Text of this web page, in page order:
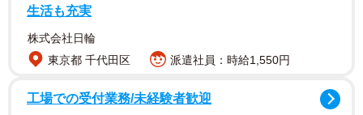
生活も充実
株式会社日輪
東京都 千代田区
派遣社員：時給1,550円
工場での受付業務/未経験者歓迎